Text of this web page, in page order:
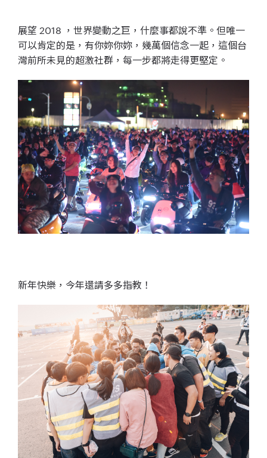
展望 2018 ，世界變動之巨，什麼事都說不準。但唯一
可以肯定的是，有你妳你妳， 幾萬個信念一起， 這個台
灣前所未見的超激社群，每一步都將走得更堅定。
新年快樂，今年還請多多指教！